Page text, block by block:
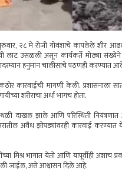
२८ मे रोजी गोवंशाचे कापलेले शीर
लाट उसळली असून कार्यकर्ते मोठ्या संख्येने
हनुमान चालीसाचे पठणही करण्यात
कारवाईची मागणी केली. प्रशासनाला
शरीराचा अर्धा भागच होता.
दाखल झाले आणि परिस्थिती
अवैध झोपड्यांवरही कारवाई करण्यात
मिश्र भागात येतो आणि यापूर्वीही अशाच
जाईल, असे आश्वासन दिले आहे.